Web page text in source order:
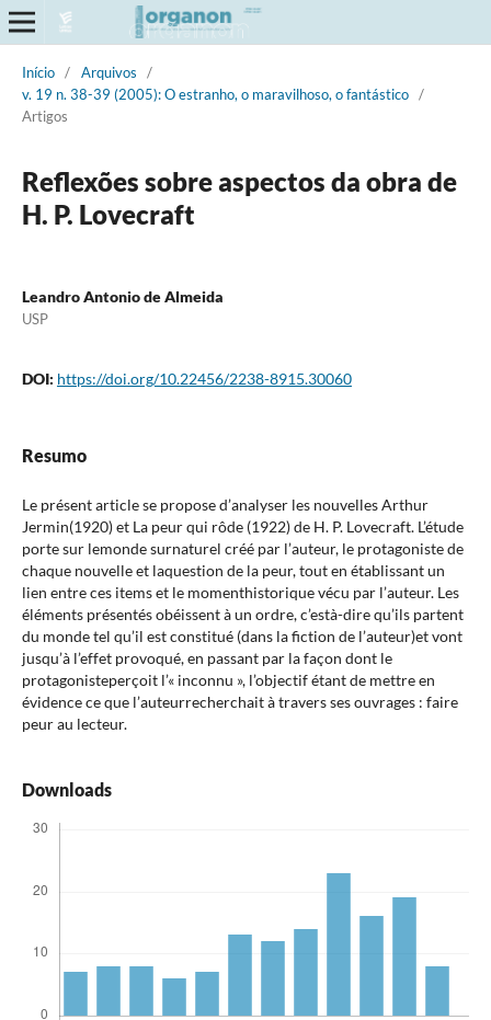
Início / Arquivos
/
v. 19 n. 38-39 (2005): O estranho, o maravilhoso, o fantástico /
Artigos
Reflexões sobre aspectos da obra de
H. P. Lovecraft
Leandro Antonio de Almeida
USP
DOI: https://doi.org/10.22456/2238-8915.30060
Resumo
Le présent article se propose d’analyser les nouvelles Arthur
Jermin(1920) et La peur qui rôde (1922) de H. P. Lovecraft. L’étude
porte sur lemonde surnaturel créé par l’auteur, le protagoniste de
chaque nouvelle et laquestion de la peur, tout en établissant un
lien entre ces items et le momenthistorique vécu par l’auteur. Les
éléments présentés obéissent à un ordre, c’està-dire qu’ils partent
du monde tel qu’il est constitué (dans la fiction de l’auteur)et vont
jusqu’à l’effet provoqué, en passant par la façon dont le
protagonisteperçoit l’« inconnu », l’objectif étant de mettre en
évidence ce que l’auteurrecherchait à travers ses ouvrages : faire
peur au lecteur.
Downloads